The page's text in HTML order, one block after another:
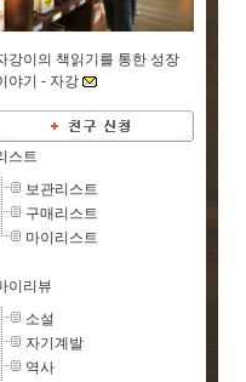
강이의 책읽기를 통한 성장
야기 - 자강
스트
보관리스트
구매리스트
마이리스트
이리뷰
소설
자기계발
역사